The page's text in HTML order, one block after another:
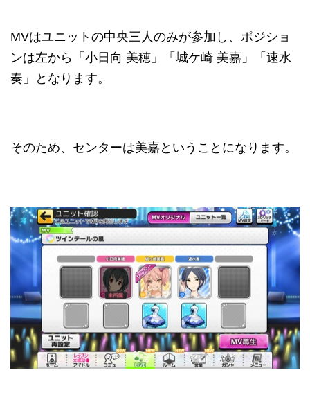
MVはユニットの中央三人のみが参加し、ポジショ
ンは左から「小日向 美穂」「城ケ崎 美嘉」「速水
奏」となります。
そのため、センターは美嘉ということになります。